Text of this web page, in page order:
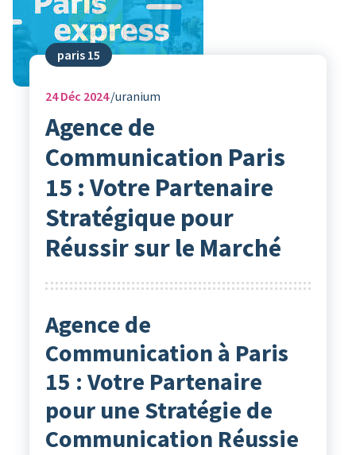
paris 15
24Déc 2024 uranium
Agence de
Communication Paris
15 : Votre Partenaire
Stratégique pour
Réussir sur le Marché
Agence de
Communication à Paris
15 : Votre Partenaire
pour une Stratégie de
Communication Réussie